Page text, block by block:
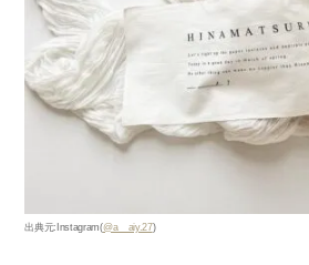
出典元:Instagram(@a__aiy.27)